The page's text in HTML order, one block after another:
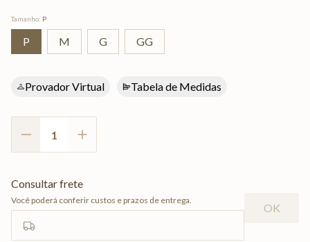
Tamanho: P
P M G GG
Provador Virtual Tabela de Medidas